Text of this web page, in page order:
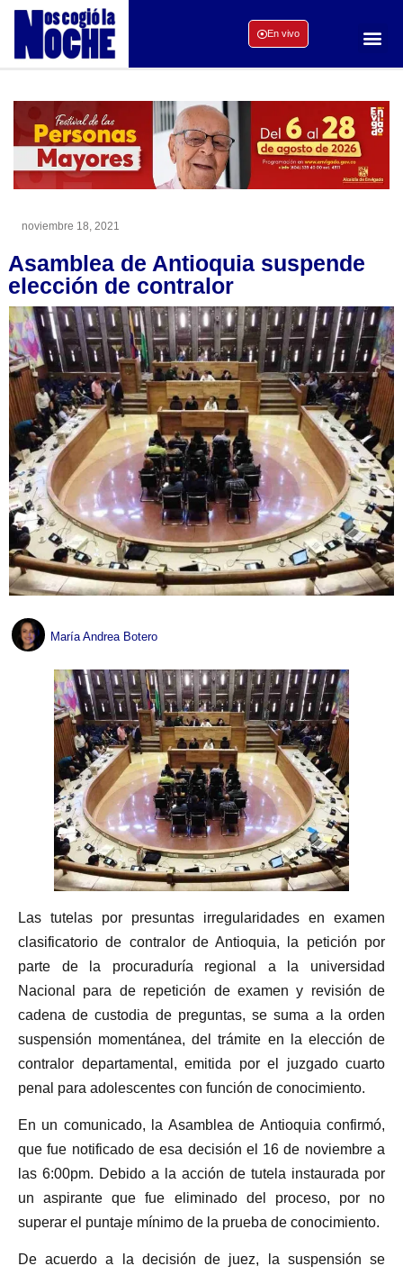
En vivo
noviembre 18, 2021
Asamblea de Antioquia suspende
elección de contralor
María Andrea Botero
Las tutelas por presuntas irregularidades en examen
clasificatorio de contralor de Antioquia, la petición por
parte de la procuraduría regional a la universidad
Nacional para de repetición de examen y revisión de
cadena de custodia de preguntas, se suma a la orden
suspensión momentánea, del trámite en la elección de
contralor departamental, emitida por el juzgado cuarto
penal para adolescentes con función de conocimiento.
En un comunicado, la Asamblea de Antioquia confirmó,
que fue notificado de esa decisión el 16 de noviembre a
las 6:00pm. Debido a la acción de tutela instaurada por
un aspirante que fue eliminado del proceso, por no
superar el puntaje mínimo de la prueba de conocimiento.
De acuerdo a la decisión de juez, la suspensión se